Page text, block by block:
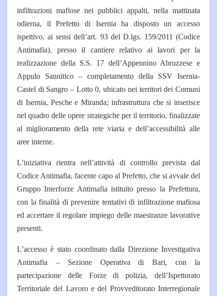
infiltrazioni mafiose nei pubblici appalti, nella mattinata
odierna, il Prefetto di Isernia ha disposto un accesso
ispettivo, ai sensi dell’art. 93 del D.lgs. 159/2011 (Codice
Antimafia), presso il cantiere relativo ai lavori per la
realizzazione della S.S. 17 dell’Appennino Abruzzese e
Appulo Sannitico – completamento della SSV Isernia-
Castel di Sangro – Lotto 0, ubicato nei territori dei Comuni
di Isernia, Pesche e Miranda; infrastruttura che si inserisce
nel quadro delle opere strategiche per il territorio, finalizzate
al miglioramento della rete viaria e dell’accessibilità alle
aree interne.
L’iniziativa rientra nell’attività di controllo prevista dal
Codice Antimafia, facente capo al Prefetto, che si avvale del
Gruppo Interforze Antimafia istituito presso la Prefettura,
con la finalità di prevenire tentativi di infiltrazione mafiosa
ed accertare il regolare impiego delle maestranze lavorative
presenti.
L’accesso è stato coordinato dalla Direzione Investigativa
Antimafia – Sezione Operativa di Bari, con la
partecipazione delle Forze di polizia, dell’Ispettorato
Territoriale del Lavoro e del Provveditorato Interregionale